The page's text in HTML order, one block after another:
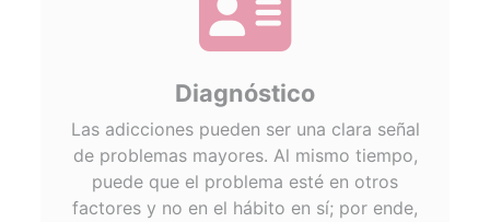
address-
Diagnóstico
Las adicciones pueden ser una clara señal
de problemas mayores. Al mismo tiempo,
puede que el problema esté en otros
factores y no en el hábito en sí; por ende,